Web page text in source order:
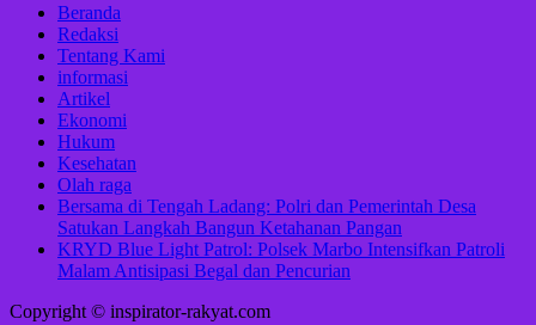
Beranda
Redaksi
Tentang Kami
informasi
Artikel
Ekonomi
Hukum
Kesehatan
Olah raga
Bersama di Tengah Ladang: Polri dan Pemerintah Desa
Satukan Langkah Bangun Ketahanan Pangan
KRYD Blue Light Patrol: Polsek Marbo Intensifkan Patroli
Malam Antisipasi Begal dan Pencurian
Copyright © inspirator-rakyat.com